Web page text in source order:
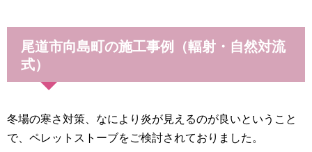
尾道市向島町の施工事例（輻射・自然対流
式）
冬場の寒さ対策、なにより炎が見えるのが良いということ
で、ペレットストーブをご検討されておりました。